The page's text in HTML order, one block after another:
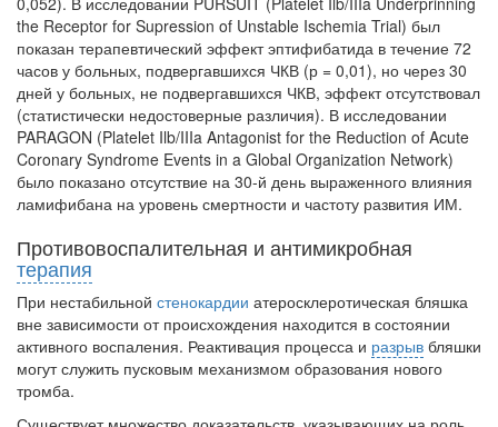
the Receptor for Supression of Unstable Ischemia Trial) был
показан терапевтический эффект эптифибатида в течение 72
часов у больных, подвергавшихся ЧКВ (р = 0,01), но через 30
дней у больных, не подвергавшихся ЧКВ, эффект отсутствовал
(статистически недостоверные различия). В исследовании
PARAGON (Plate­let Ilb/IIIa Antagonist for the Reduction of Acute
Coronary Syndrome Events in a Global Organization Network)
было показано отсутствие на 30-й день выра­женного влияния
ламифибана на уровень смертности и частоту развития ИМ.
Противовоспалительная и антимикробная
терапия
При нестабильной стенокардии атеросклеротическая бляшка
вне зави­симости от происхождения находится в состоянии
активного воспаления. Ре­активация процесса и разрыв бляшки
могут служить пусковым механизмом образования нового
тромба.